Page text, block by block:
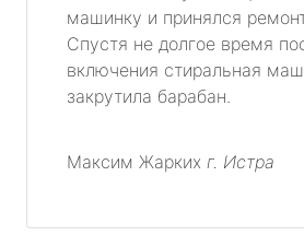
машинку и принялся
Спустя не долгое время
включения стиральная
закрутила барабан.
Максим Жарких г. Истра